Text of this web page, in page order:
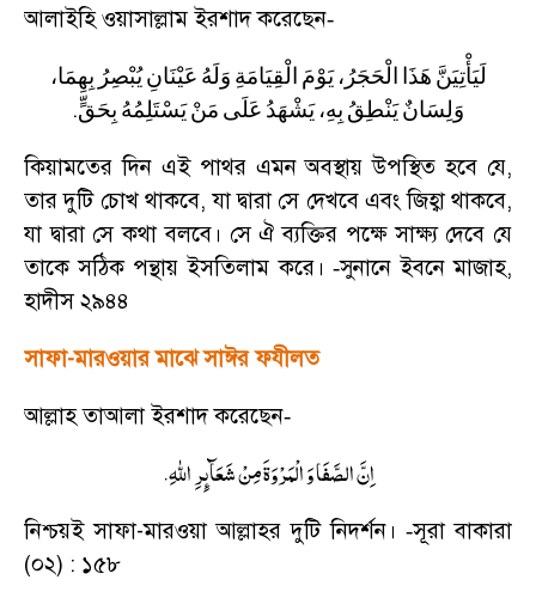
আলাইহি ওয়াসাল্লাম ইরশাদ করেছেন-
لَيَأْتِيَنَّ هَذَا الْحَجَرُ، يَوْمَ الْقِيَامَةِ وَلَهُ عَيْنَانِ يُبْصِرُ بِهِمَا،
وَلِسَانٌيَنْطِقُ بِهِ، يَشْهَدُ عَلَى مَنْيَسْتَلِمُهُ بِحَقٍّ.
কিয়ামতের দিন এই পাথর এমন অবস্থায় উপস্থিত হবে যে,
তার দুটি চোখ থাকবে,যা দ্বারা সে দেখবে এবং জিহ্বা থাকবে,
যা দ্বারা সে কথা বলবে। সে ঐ ব্যক্তির পক্ষে সাক্ষ্য দেবে যে
তাকে সঠিক পন্থায় ইসতিলাম করে। -সুনানে ইবনে মাজাহ,
হাদীস ২৯৪৪
সাফা-মারওয়ার মাঝে সাঈর ফযীলত
আল্লাহ তাআলা ইরশাদ করেছেন-
اِنَّ الصَّفَا وَ الْمَرْوَةَ مِنْ شَعَآىِٕرِ اللهِ.
নিশ্চয়ই সাফা-মারওয়া আল্লাহর দুটি নিদর্শন। -সূরা বাকারা
(০২) : ১৫৮